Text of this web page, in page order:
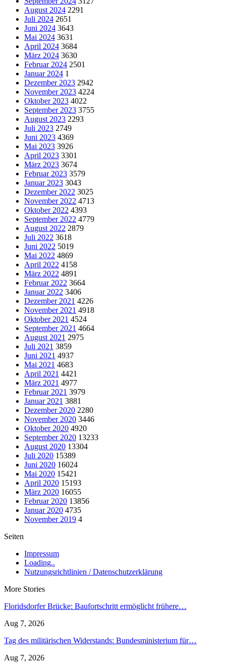
August 2024 2291
Juli 2024 2651
Juni 2024 3643
Mai 2024 3631
April 2024 3684
März 2024 3630
Februar 2024 2501
Januar 2024 1
Dezember 2023 2942
November 2023 4224
Oktober 2023 4022
September 2023 3755
August 2023 2293
Juli 2023 2749
Juni 2023 4369
Mai 2023 3926
April 2023 3301
März 2023 3674
Februar 2023 3579
Januar 2023 3043
Dezember 2022 3025
November 2022 4713
Oktober 2022 4393
September 2022 4779
August 2022 2879
Juli 2022 3618
Juni 2022 5019
Mai 2022 4869
April 2022 4158
März 2022 4891
Februar 2022 3664
Januar 2022 3406
Dezember 2021 4226
November 2021 4918
Oktober 2021 4524
September 2021 4664
August 2021 2975
Juli 2021 3859
Juni 2021 4937
Mai 2021 4683
April 2021 4421
März 2021 4977
Februar 2021 3979
Januar 2021 3881
Dezember 2020 2280
November 2020 3446
Oktober 2020 4920
September 2020 13233
August 2020 13304
Juli 2020 15389
Juni 2020 16024
Mai 2020 15421
April 2020 15193
März 2020 16055
Februar 2020 13856
Januar 2020 4735
November 2019 4
Seiten
Impressum
Loading..
Nutzungsrichtlinien / Datenschutzerklärung
More Stories
Floridsdorfer Brücke: Baufortschritt ermöglicht frühere…
Aug 7, 2026
Tag des militärischen Widerstands: Bundesministerium für…
Aug 7, 2026